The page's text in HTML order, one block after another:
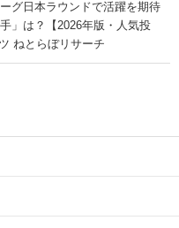
グ日本ラウンドで活躍を期待
」は？【2026年版・人気投
ねとらぼリサーチ